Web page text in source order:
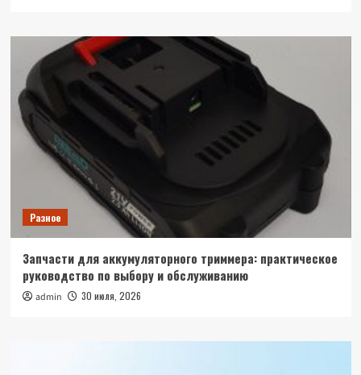
Разное
Запчасти для аккумуляторного триммера: практическое
руководство по выбору и обслуживанию
admin 30 июля, 2026